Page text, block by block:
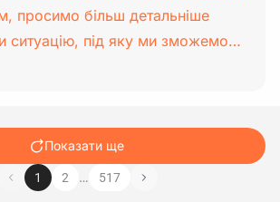
просимо більш детальніше
ситуацію, під яку ми зможемо…
Показати ще
1 2 … 517